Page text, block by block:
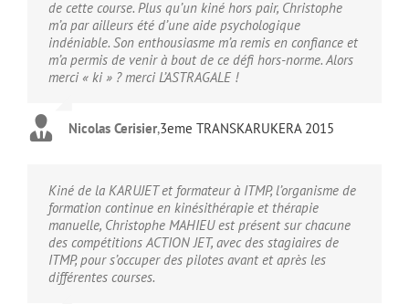
de cette course. Plus qu’un kiné hors pair, Christophe
m’a par ailleurs été d’une aide psychologique
indéniable. Son enthousiasme m’a remis en confiance et
m’a permis de venir à bout de ce défi hors-norme. Alors
merci « ki » ? merci L’ASTRAGALE !
Nicolas Cerisier,3eme TRANSKARUKERA 2015
Kiné de la KARUJET et formateur à ITMP, l’organisme de
formation continue en kinésithérapie et thérapie
manuelle, Christophe MAHIEU est présent sur chacune
des compétitions ACTION JET, avec des stagiaires de
ITMP, pour s’occuper des pilotes avant et après les
différentes courses.